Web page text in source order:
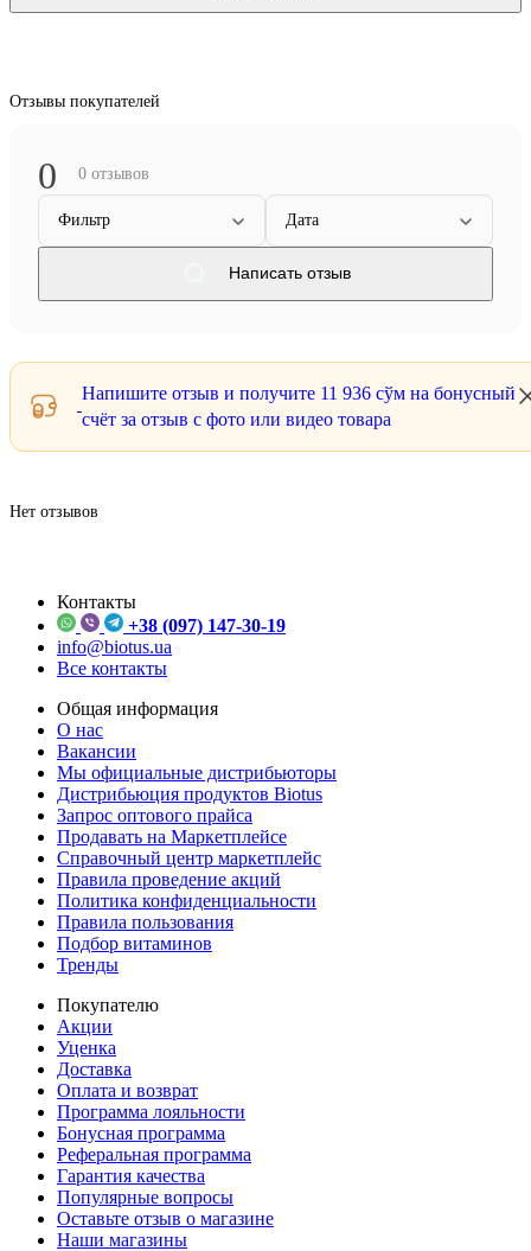
Отзывы покупателей
0 0 отзывов
Фильтр Дата
Написать отзыв
Напишите отзыв и получите 11 936 сўм на бонусный
счёт за отзыв с фото или видео товара
Нет отзывов
Контакты
+38 (097) 147-30-19
info@biotus.ua
Все контакты
Общая информация
О нас
Вакансии
Мы официальные дистрибьюторы
Дистрибьюция продуктов Biotus
Запрос оптового прайса
Продавать на Маркетплейсе
Справочный центр маркетплейс
Правила проведение акций
Политика конфиденциальности
Правила пользования
Подбор витаминов
Тренды
Покупателю
Акции
Уценка
Доставка
Оплата и возврат
Программа лояльности
Бонусная программа
Реферальная программа
Гарантия качества
Популярные вопросы
Оставьте отзыв о магазине
Наши магазины